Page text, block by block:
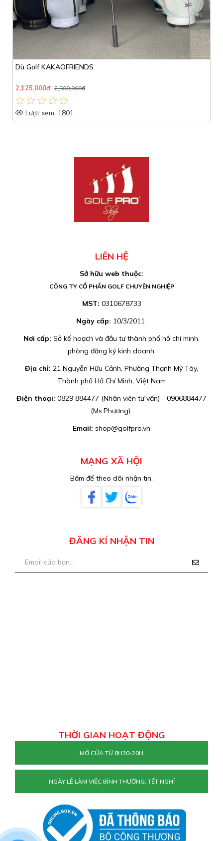
Dù Golf KAKAOFRIENDS
2,125,000đ 2,500,000đ
Lượt xem: 1801
LIÊN HỆ
Sở hữu web thuộc:
CÔNG TY CỔ PHẦN GOLF CHUYÊN NGHIỆP
MST: 0310678733
Ngày cấp: 10/3/2011
Nơi cấp: Sở kế hoạch và đầu tư thành phố hồ chí minh,
phòng đăng ký kinh doanh.
Địa chỉ: 21 Nguyễn Hữu Cảnh, Phường Thạnh Mỹ Tây,
Thành phố Hồ Chí Minh, Việt Nam
Điện thoại: 0829 884477 (Nhân viên tư vấn) - 0906884477
(Ms.Phương)
Email: shop@golfpro.vn
MẠNG XÃ HỘI
Bấm để theo dõi nhận tin.
ĐĂNG KÍ NHẬN TIN
THỜI GIAN HOẠT ĐỘNG
MỞ CỬA TỪ 8H30-20H
NGÀY LỄ LÀM VIỆC BÌNH THƯỜNG, TẾT NGHỈ